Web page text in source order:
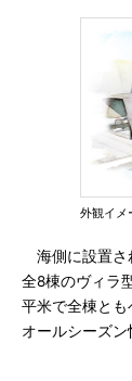
外観イメ
海側に設置さ
全8棟のヴィラ
平米で全棟とも
オールシーズン